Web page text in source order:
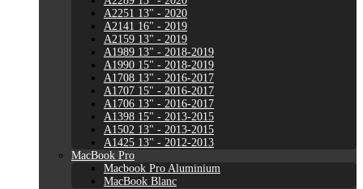
A2251 13" - 2020
A2141 16" - 2019
A2159 13" - 2019
A1989 13" - 2018-2019
A1990 15" - 2018-2019
A1708 13" - 2016-2017
A1707 15" - 2016-2017
A1706 13" - 2016-2017
A1398 15" - 2013-2015
A1502 13" - 2013-2015
A1425 13" - 2012-2013
MacBook Pro
Macbook Pro Aluminium
MacBook Blanc